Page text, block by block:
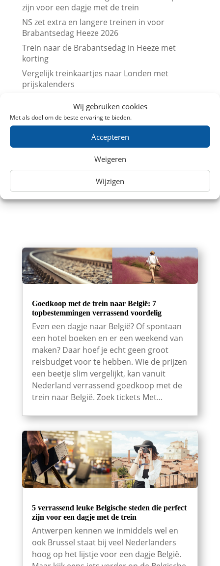
Wij gebruiken cookies
Met als doel om de beste ervaring te bieden.
Accepteren
Weigeren
Wijzigen
zijn voor een dagje met de trein
NS zet extra en langere treinen in voor
Brabantsedag Heeze 2026
Trein naar de Brabantsedag in Heeze met
korting
Vergelijk treinkaartjes naar Londen met
prijskalenders
prijskalenders
Treinkaartjes bij NS International met korting
Beurs en trein met korting (augustus 2026)
Leuk dagje uit met kinderen? Trein
Museum met korting (augustus 2026)
Goedkoop met de trein naar België: 7
topbestemmingen verrassend voordelig
Even een dagje naar België? Of spontaan
een hotel boeken en er een weekend van
maken? Daar hoef je echt geen groot
reisbudget voor te hebben. Wie de prijzen
een beetje slim vergelijkt, kan vanuit
Nederland verrassend goedkoop met de
trein naar België. Zoek tickets Met...
5 verrassend leuke Belgische steden die perfect
zijn voor een dagje met de trein
Antwerpen kennen we inmiddels wel en
ook Brussel staat bij veel Nederlanders
hoog op het lijstje voor een dagje België.